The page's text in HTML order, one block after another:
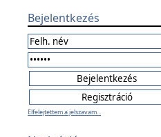
Bejelentkezés
Elfelejtettem a jelszavam...